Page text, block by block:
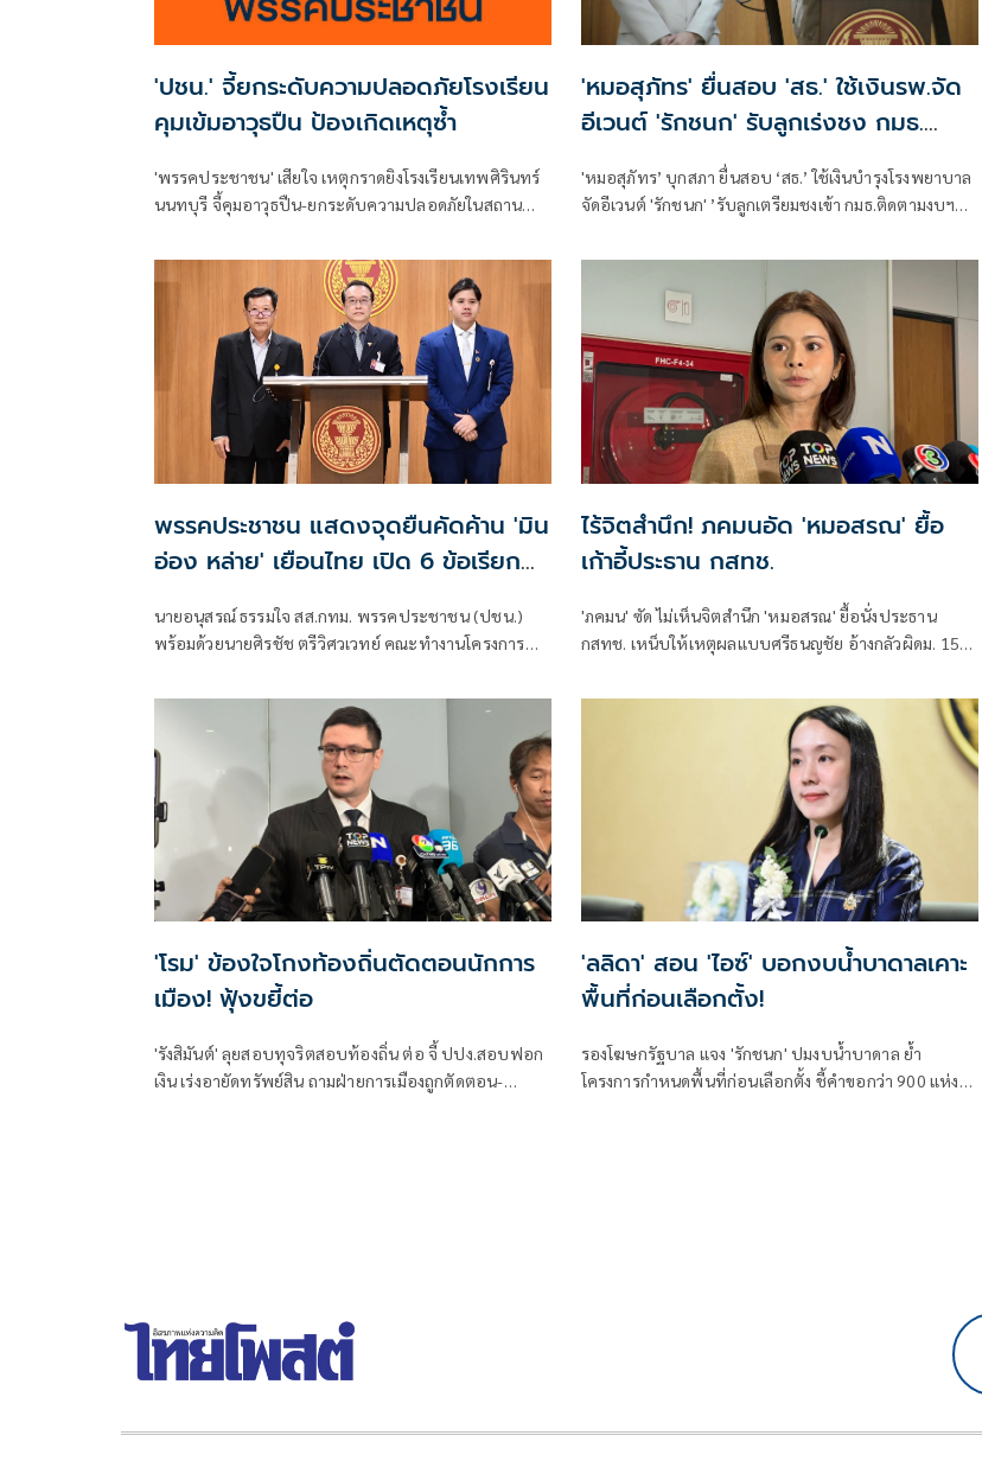
'ปชน.' จี้ยกระดับความปลอดภัยโรงเรียน
คุมเข้มอาวุธปืน ป้องเกิดเหตุซ้ำ
'พรรคประชาชน' เสียใจ เหตุกราดยิงโรงเรียนเทพศิรินทร์
นนทบุรี จี้คุมอาวุธปืน-ยกระดับความปลอดภัยในสถาน
'หมอสุภัทร' ยื่นสอบ 'สธ.' ใช้เงินรพ.จัด
อีเวนต์ 'รักชนก' รับลูกเร่งชง กมธ.
'หมอสุภัทร’ บุกสภา ยื่นสอบ ‘สธ.’ ใช้เงินบำรุงโรงพยาบาล
จัดอีเวนต์ 'รักชนก' ’รับลูกเตรียมชงเข้า กมธ.ติดตามงบฯ
พรรคประชาชน แสดงจุดยืนคัดค้าน 'มิน
อ่อง หล่าย' เยือนไทย เปิด 6 ข้อเรียก
นายอนุสรณ์ ธรรมใจ สส.กทม. พรรคประชาชน (ปชน.)
พร้อมด้วยนายศิรชัช ตรีวิศวเวทย์ คณะทำงานโครงการ
ชน และการพัฒนาอย่างยั่งยืน แถลงคัดค้านการเยือนไทย
อย่างเป็นทางการของพลเอกอาวุโส มิน ออง ไลง์
ไร้จิตสำนึก! ภคมนอัด 'หมอสรณ' ยื้อ
เก้าอี้ประธาน กสทช.
'ภคมน' ซัด ไม่เห็นจิตสำนึก 'หมอสรณ' ยื้อนั่งประธาน
กสทช. เหน็บให้เหตุผลแบบศรีธนญชัย อ้างกลัวผิดม. 157
เกล้าฯปลดพ้นตำแหน่งได้แล้ว
'โรม' ข้องใจโกงท้องถิ่นตัดตอนนักการ
เมือง! ฟุ้งขยี้ต่อ
'รังสิมันต์' ลุยสอบทุจริตสอบท้องถิ่น ต่อ จี้ ปปง.สอบฟอก
เงิน เร่งอายัดทรัพย์สิน ถามฝ่ายการเมืองถูกตัดตอน-
'ลลิดา' สอน 'ไอซ์' บอกงบน้ำบาดาลเคาะ
พื้นที่ก่อนเลือกตั้ง!
รองโฆษกรัฐบาล แจง 'รักชนก' ปมงบน้ำบาดาล ย้ำ
โครงการกำหนดพื้นที่ก่อนเลือกตั้ง ชี้คำขอกว่า 900 แห่ง